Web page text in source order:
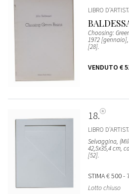
LIBRO
Choosing:
1972
[28].
VENDUTO €
18
LIBRO
Selvaggina,
42,5x35,4 cm,
[52].
STIMA€ 500 -
Lotto chiuso